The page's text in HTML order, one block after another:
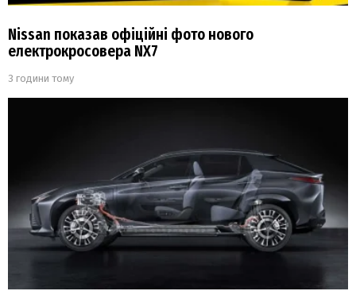
Nissan показав офіційні фото нового
електрокросовера NX7
3 години тому